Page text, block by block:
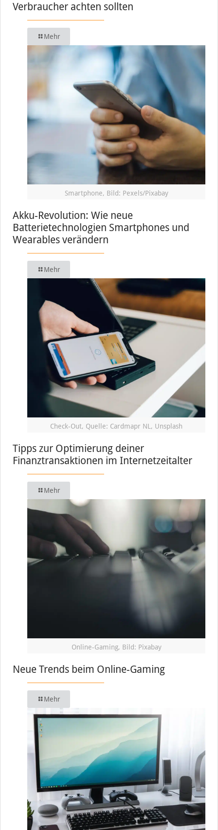
Verbraucher achten sollten
Mehr
Smartphone, Bild: Pexels/Pixabay
Akku-Revolution: Wie neue
Batterietechnologien Smartphones und
Wearables verändern
Mehr
Check-Out, Quelle: Cardmapr NL, Unsplash
Tipps zur Optimierung deiner
Finanztransaktionen im Internetzeitalter
Mehr
Online-Gaming, Bild: Pixabay
Neue Trends beim Online-Gaming
Mehr